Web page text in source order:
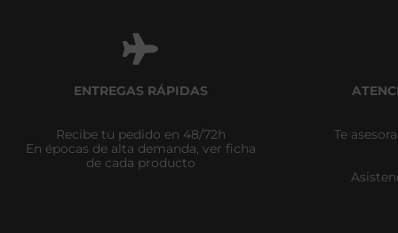
ENTREGAS RÁPIDAS
Recibe tu pedido en 48/72h
En épocas de alta demanda, ver ficha
de cada producto
Te